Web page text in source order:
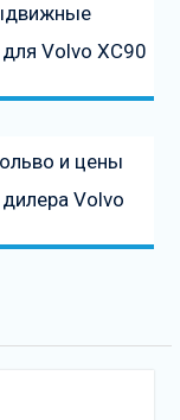
Volvo XC90
и цены
Volvo